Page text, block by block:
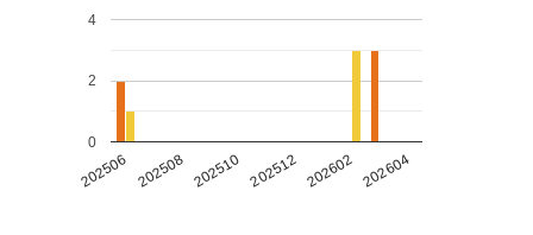
202506 202508 202510 202512 202602 202604
0
2
4